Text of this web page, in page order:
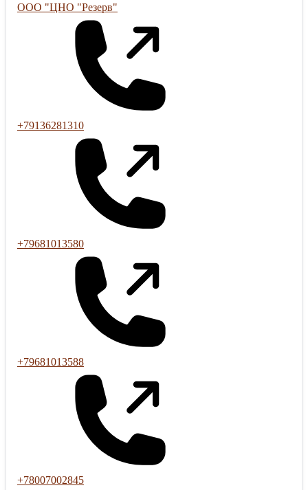
ООО "ЦНО "Резерв"
+79136281310
+79681013580
+79681013588
+78007002845